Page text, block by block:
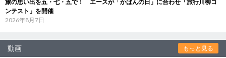
旅の思い出を五・七・五で！ エースが「かばんの日」に合わせ「旅行川柳コ
ンテスト」を開催
2026年8月7日
動画 もっと見る